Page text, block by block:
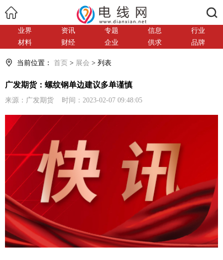
业界 资讯 专题 信息
行业
材料
财经 企业 供求 品牌
当前位置： 首页 > 展会 > 列表
广发期货：螺纹钢单边建议多单谨慎
来源：广发期货 时间：2023-02-07 09:48:05